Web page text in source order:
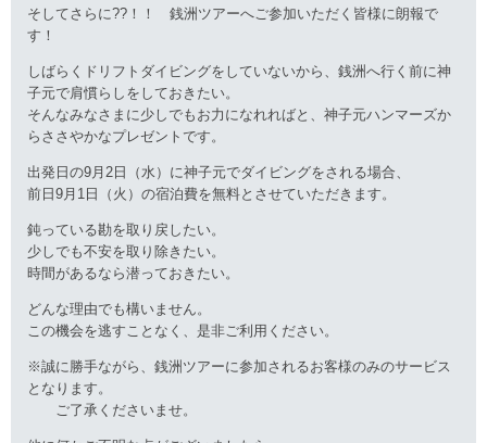
そしてさらに??！！ 銭洲ツアーへご参加いただく皆様に朗報で
す！
しばらくドリフトダイビングをしていないから、銭洲へ行く前に神
子元で肩慣らしをしておきたい。
そんなみなさまに少しでもお力になれればと、神子元ハンマーズか
らささやかなプレゼントです。
出発日の9月2日（水）に神子元でダイビングをされる場合、
前日9月1日（火）の宿泊費を無料とさせていただきます。
鈍っている勘を取り戻したい。
少しでも不安を取り除きたい。
時間があるなら潜っておきたい。
どんな理由でも構いません。
この機会を逃すことなく、是非ご利用ください。
※誠に勝手ながら、銭洲ツアーに参加されるお客様のみのサービス
となります。
ご了承くださいませ。